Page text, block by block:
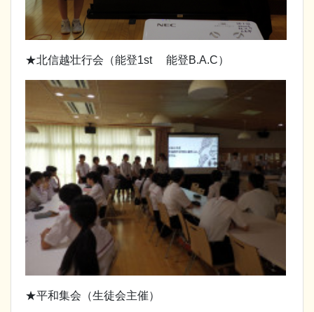
★北信越壮行会（能登1st 能登B.A.C）
★平和集会（生徒会主催）